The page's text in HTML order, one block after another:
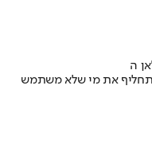
תחליף את מי שלא משתמש